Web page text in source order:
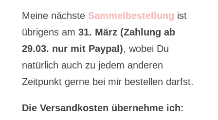
Meine nächste Sammelbestellung ist
übrigens am 31. März (Zahlung ab
29.03. nur mit Paypal), wobei Du
natürlich auch zu jedem anderen
Zeitpunkt gerne bei mir bestellen darfst.
Die Versandkosten übernehme ich: